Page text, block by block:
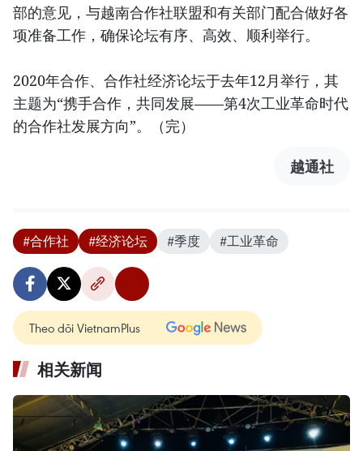
部的意见，与越南合作社联盟和有关部门配合做好各
项准备工作，确保论坛有序、高效、顺利举行。
2020年合作、合作社经济论坛于去年12月举行，其
主题为“携手合作，共同发展——第4次工业革命时代
的合作社发展方向”。（完）
越通社
#合作社 #经济论坛 #季度 #工业革命
Theo dõi VietnamPlus
相关新闻